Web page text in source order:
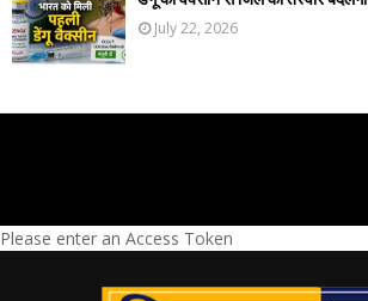
July 22, 2026
Please enter an Access Token